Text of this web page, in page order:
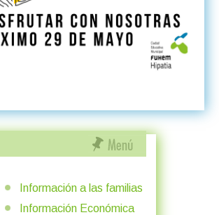
Información a las familias
Información Económica